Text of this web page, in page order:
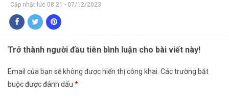
Cập nhật lúc 08:21 - 07/12/2023
Trở thành người đầu tiên bình luận cho bài viết này!
Email của bạn sẽ không được hiển thị công khai. Các trường bắt
buộc được đánh dấu *